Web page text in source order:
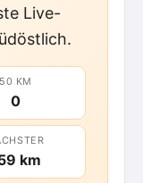
Live-
50 KM
0
km